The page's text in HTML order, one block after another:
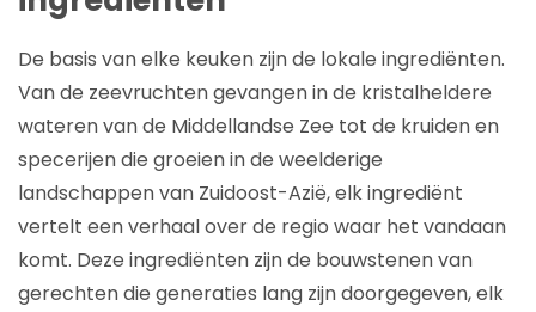
De basis van elke keuken zijn de lokale ingrediënten.
Van de zeevruchten gevangen in de kristalheldere
wateren van de Middellandse Zee tot de kruiden en
specerijen die groeien in de weelderige
landschappen van Zuidoost-Azië, elk ingrediënt
vertelt een verhaal over de regio waar het vandaan
komt. Deze ingrediënten zijn de bouwstenen van
gerechten die generaties lang zijn doorgegeven, elk